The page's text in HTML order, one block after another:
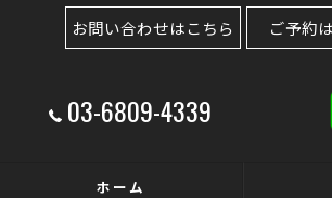
03-6809-4339
お問い合わせはこちら ご予約
ホーム